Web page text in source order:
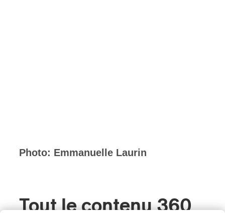
Photo: Emmanuelle Laurin
Tout le contenu 360